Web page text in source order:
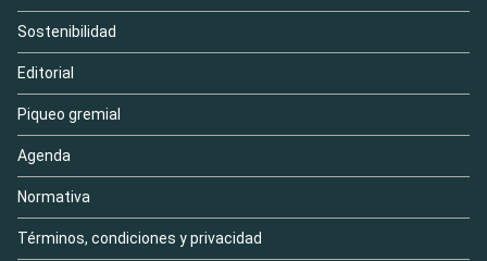
Sostenibilidad
Editorial
Piqueo gremial
Agenda
Normativa
Términos, condiciones y privacidad